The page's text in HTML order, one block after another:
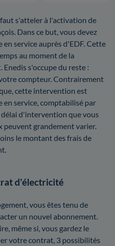
s'atteler à l'activation de
Dans ce but, vous devez
service auprès d'EDF. Cette
au moment de la
s'occupe du reste :
compteur. Contrairement
cette intervention est
en service, comptabilisé par
d'intervention que vous
peuvent grandement varier.
le montant des frais de
d'électricité
vous êtes tenu de
un nouvel abonnement.
même si, vous gardez le
votre contrat, 3 possibilités